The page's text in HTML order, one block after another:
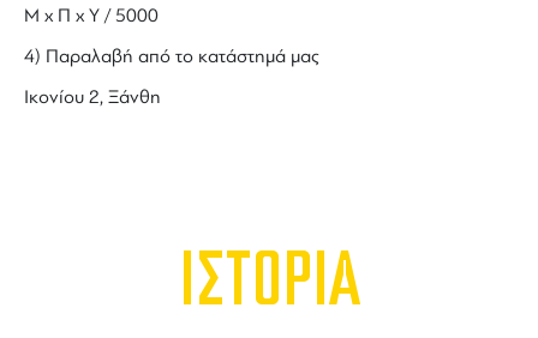
Μ x Π x Y / 5000
4) Παραλαβή από το κατάστημά μας
Ικονίου 2, Ξάνθη
ΙΣΤΟΡΙΑ